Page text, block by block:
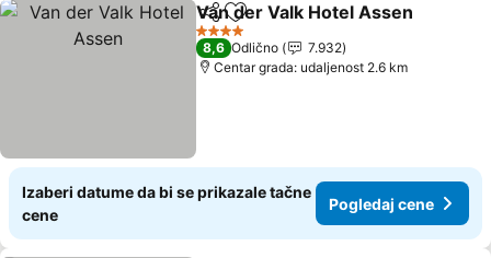
Deli Dodati u favorite
Van der Valk Hotel Assen
4 Zvezdice
8,6 Odlično
7.932
Centar grada: udaljenost 2.6 km
Izaberi datume da bi se prikazale tačne
cene
Pogledaj cene